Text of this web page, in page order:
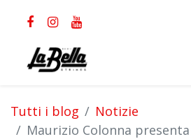
Tutti i blog
Notizie
Maurizio Colonna presenta "La chitarra diventa